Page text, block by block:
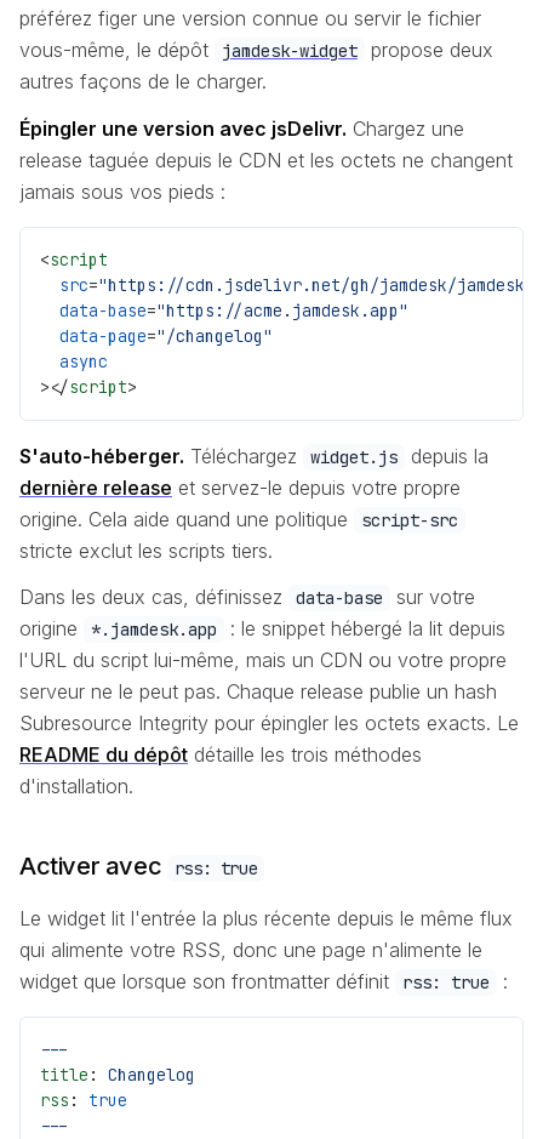
préférez figer une version connue ou servir le fichier
vous-même, le dépôt
jamdesk-widget
propose deux
autres façons de le charger.
Épingler une version avec jsDelivr. Chargez une
release taguée depuis le CDN et les octets ne changent
jamais sous vos pieds :
<script
  src
="https://cdn.jsdelivr.net/gh/jamdesk/jamdesk-
  data-base
="https://acme.jamdesk.app"
  data-page
="/changelog"
  async
></script>
S'auto-héberger. Téléchargez widget.js
depuis la
dernière release et servez-le depuis votre propre
origine. Cela aide quand une politique
script-src
stricte exclut les scripts tiers.
Dans les deux cas, définissez
data-base
sur votre
origine
*.jamdesk.app
: le snippet hébergé la lit depuis
l'URL du script lui-même, mais un CDN ou votre propre
serveur ne le peut pas. Chaque release publie un hash
Subresource Integrity pour épingler les octets exacts. Le
README du dépôt détaille les trois méthodes
d'installation.
Activer avec rss: true
Le widget lit l'entrée la plus récente depuis le même flux
qui alimente votre RSS, donc une page n'alimente le
widget que lorsque son frontmatter définit
rss: true :
---
title : Changelog
rss : true
---